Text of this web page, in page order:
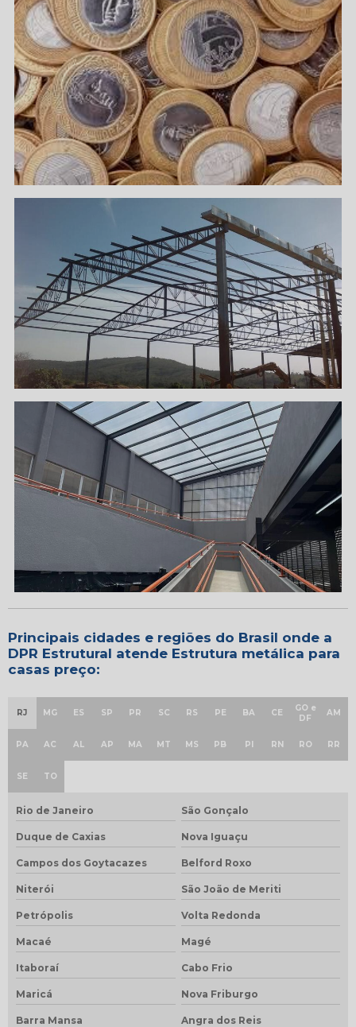
Principais cidades e regiões do Brasil onde a
DPR Estrutural atende Estrutura metálica para
casas preço:
RJ MG ES SP PR SC RS PE BA CE
GO e
DF
AM
PA AC AL AP MA MT MS PB PI RN RO RR
SE TO
Rio de Janeiro São Gonçalo
Duque de Caxias Nova Iguaçu
Campos dos Goytacazes Belford Roxo
Niterói São João de Meriti
Petrópolis Volta Redonda
Macaé Magé
Itaboraí Cabo Frio
Maricá Nova Friburgo
Barra Mansa Angra dos Reis